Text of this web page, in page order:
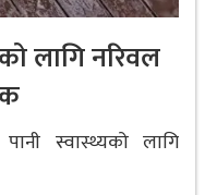
लागि नरिवल
स्वास्थ्यको लागि